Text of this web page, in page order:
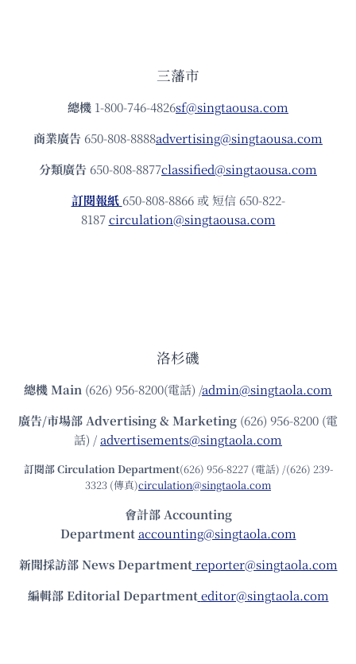
三藩市
總機 1-800-746-4826sf@singtaousa.com
商業廣告 650-808-8888advertising@singtaousa.com
分類廣告 650-808-8877classified@singtaousa.com
訂閱報紙 650-808-8866 或 短信 650-822-
8187circulation@singtaousa.com
洛杉磯
總機Main (626) 956-8200(電話) /admin@singtaola.com
廣告/市場部Advertising & Marketing (626) 956-8200 (電
話) /advertisements@singtaola.com
訂閱部 Circulation Department(626) 956-8227 (電話) /(626) 239-
3323 (傳真)circulation@singtaola.com
會計部 Accounting
Department accounting@singtaola.com
新聞採訪部 News Department reporter@singtaola.com
編輯部 Editorial Department editor@singtaola.com